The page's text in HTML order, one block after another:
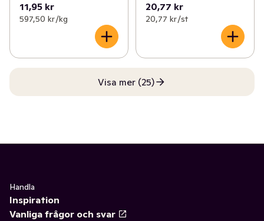
11,95 kr
597,50 kr /kg
20,77 kr
20,77 kr /st
Visa mer (25)
Handla
Inspiration
Vanliga frågor och svar